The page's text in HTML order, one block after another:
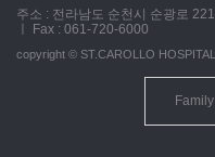
주소 : 전라남도 순천시 순광로 221
Fax : 061-720-6000
copyright © ST.CAROLLO HOSPITAL.